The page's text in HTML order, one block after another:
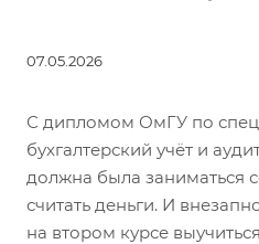
07.05.2026
С дипломом ОмГУ по
бухгалтерский учёт и
должна была заниматься
считать деньги. И
на втором курсе